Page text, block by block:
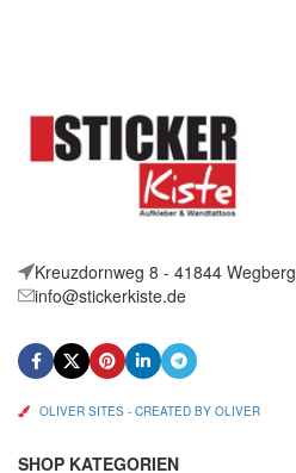
Kreuzdornweg 8 - 41844 Wegberg
info@stickerkiste.de
OLIVER SITES - CREATED BY OLIVER
SHOP KATEGORIEN